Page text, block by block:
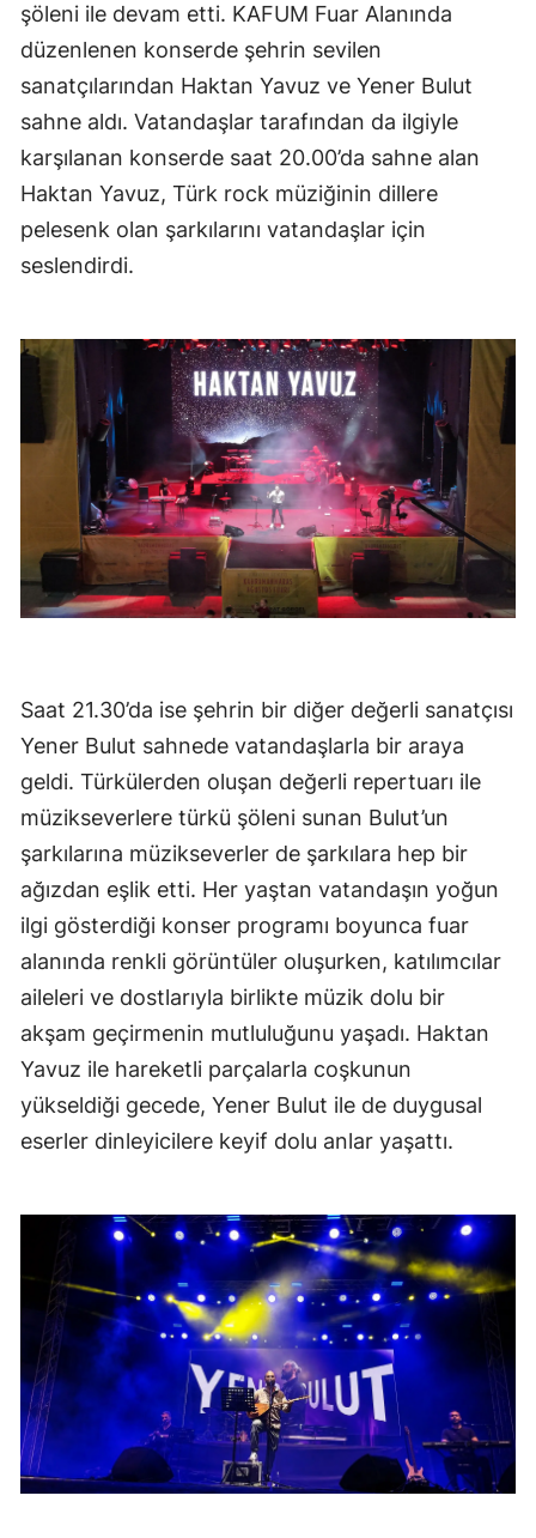
şöleni ile devam etti. KAFUM Fuar Alanında
düzenlenen konserde şehrin sevilen
sanatçılarından Haktan Yavuz ve Yener Bulut
sahne aldı. Vatandaşlar tarafından da ilgiyle
karşılanan konserde saat 20.00’da sahne alan
Haktan Yavuz, Türk rock müziğinin dillere
pelesenk olan şarkılarını vatandaşlar için
seslendirdi.
Saat 21.30’da ise şehrin bir diğer değerli sanatçısı
Yener Bulut sahnede vatandaşlarla bir araya
geldi. Türkülerden oluşan değerli repertuarı ile
müzikseverlere türkü şöleni sunan Bulut’un
şarkılarına müzikseverler de şarkılara hep bir
ağızdan eşlik etti. Her yaştan vatandaşın yoğun
ilgi gösterdiği konser programı boyunca fuar
alanında renkli görüntüler oluşurken, katılımcılar
aileleri ve dostlarıyla birlikte müzik dolu bir
akşam geçirmenin mutluluğunu yaşadı. Haktan
Yavuz ile hareketli parçalarla coşkunun
yükseldiği gecede, Yener Bulut ile de duygusal
eserler dinleyicilere keyif dolu anlar yaşattı.